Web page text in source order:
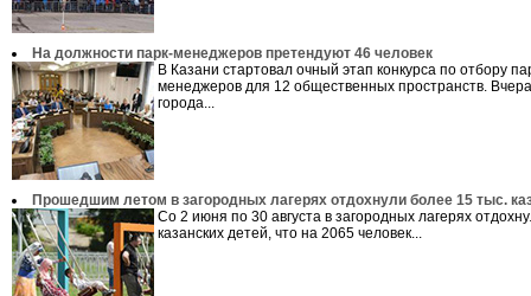
На должности парк-менеджеров претендуют 46 человек
В Казани стартовал очный этап конкурса по отбору
менеджеров для 12 общественных пространств.
города...
Прошедшим летом в загородных лагерях отдохнули более 15 тыс.
Со 2 июня по 30 августа в загородных лагерях
казанских детей, что на 2065 человек...